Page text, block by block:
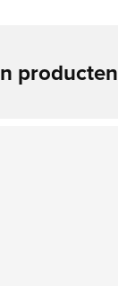
producten